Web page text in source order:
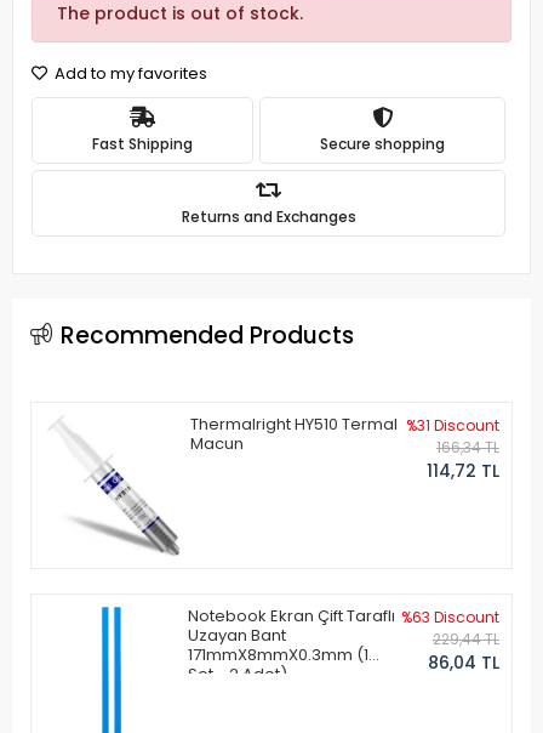
The product is out of stock.
Add to my favorites
Fast Shipping Secure shopping
Returns and Exchanges
Recommended Products
Thermalright HY510 Termal
Macun
%31 Discount
166,34 TL
114,72 TL
Notebook Ekran Çift Taraflı
Uzayan Bant
171mmX8mmX0.3mm (1
Set - 2 Adet)
%63 Discount
229,44 TL
86,04 TL